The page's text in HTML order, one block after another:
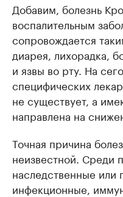
Добавим, болезнь
воспалительным
сопровождается
диарея, лихорадка,
и язвы во рту. На
специфических
не существует, а
направлена на
Точная причина
неизвестной. Среди
наследственные или
инфекционные,